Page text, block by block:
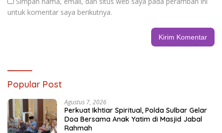
untuk komentar saya berikutnya.
Popular Post
Agustus 7, 2026
Perkuat Ikhtiar Spiritual, Polda Sulbar Gelar
Doa Bersama Anak Yatim di Masjid Jabal
Rahmah